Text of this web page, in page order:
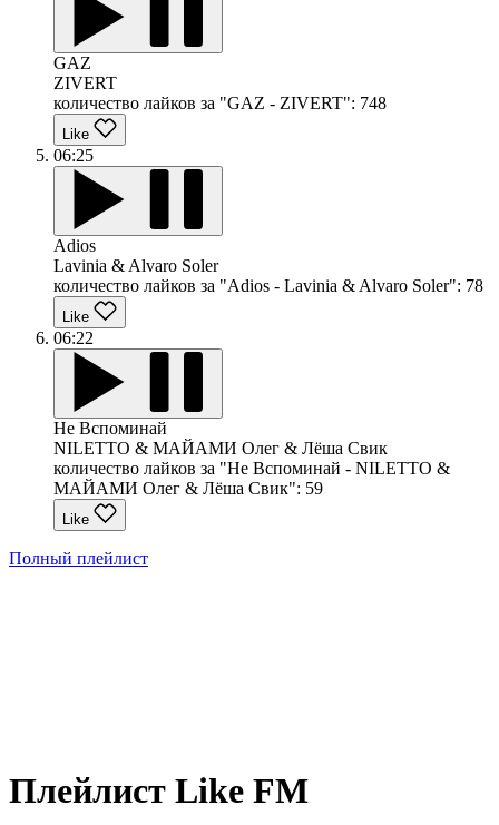
GAZ
ZIVERT
количество лайков за "GAZ - ZIVERT": 748
Like
06:25
Adios
Lavinia & Alvaro Soler
количество лайков за "Adios - Lavinia & Alvaro Soler": 78
Like
06:22
Не Вспоминай
NILETTO & МАЙАМИ Олег & Лёша Свик
количество лайков за "Не Вспоминай - NILETTO &
МАЙАМИ Олег & Лёша Свик": 59
Like
Полный плейлист
Плейлист Like FM